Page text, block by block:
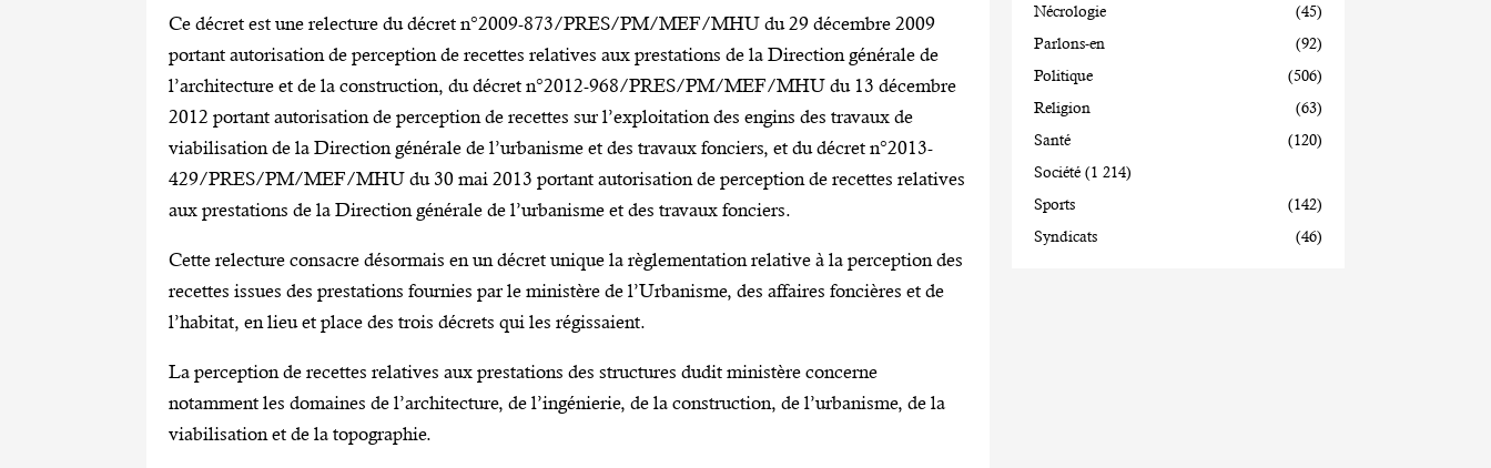
Ce décret est une relecture du décret n°2009-873/PRES/PM/MEF/MHU du 29 décembre 2009
portant autorisation de perception de recettes relatives aux prestations de la Direction générale de
l’architecture et de la construction, du décret n°2012-968/PRES/PM/MEF/MHU du 13 décembre
2012 portant autorisation de perception de recettes sur l’exploitation des engins des travaux de
viabilisation de la Direction générale de l’urbanisme et des travaux fonciers, et du décret n°2013-
429/PRES/PM/MEF/MHU du 30 mai 2013 portant autorisation de perception de recettes relatives
aux prestations de la Direction générale de l’urbanisme et des travaux fonciers.
Cette relecture consacre désormais en un décret unique la règlementation relative à la perception des
recettes issues des prestations fournies par le ministère de l’Urbanisme, des affaires foncières et de
l’habitat, en lieu et place des trois décrets qui les régissaient.
La perception de recettes relatives aux prestations des structures dudit ministère concerne
notamment les domaines de l’architecture, de l’ingénierie, de la construction, de l’urbanisme, de la
viabilisation et de la topographie.
Nécrologie
(45)
Parlons-en
(92)
Politique
(506)
Religion
(63)
Santé
(120)
Société (1 214)
Sports
(142)
Syndicats
(46)